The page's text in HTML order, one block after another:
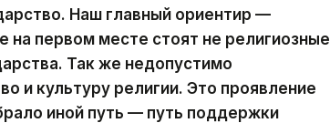
Наш главный ориентир —
на первом месте стоят не религиозные
Так же недопустимо
и культуру религии. Это проявление
иной путь — путь поддержки